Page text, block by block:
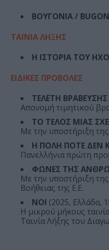
ΒΟΥΓΟΝΙΑ /
ΤΑΙΝΙΑ ΛΗΞΗΣ
Η ΙΣΤΟΡΙΑ ΤΟΥ
ΕΙΔΙΚΕΣ ΠΡΟΒΟΛΕΣ
ΤΕΛΕΤΗ
Απονομή τιμητικού
ΤΟ ΤΕΛΟΣ ΜΙΑΣ
Με την υποστήριξη
Η ΠΟΛΗ ΠΟΤΕ ΔΕΝ
Πανελλήνια πρώτη
ΦΩΝΕΣ ΤΗΣ
Με την υποστήριξη
Βοήθειας της Ε.Ε.
ΝΟΙ (2025, Ελλάδα,
Η μικρού μήκους
Ταινία Λήξης του